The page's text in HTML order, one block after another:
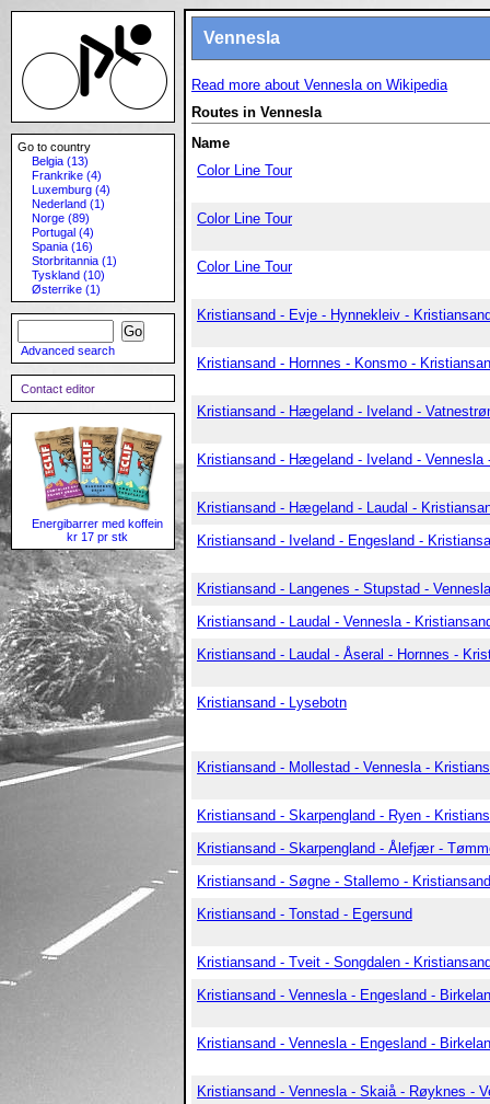
Vennesla
Read more about Vennesla on Wikipedia
Routes in Vennesla
Name
Color Line Tour
Color Line Tour
Color Line Tour
Kristiansand - Evje - Hynnekleiv -
Kristiansand - Hornnes - Konsmo -
Kristiansand - Hægeland - Iveland -
Kristiansand - Hægeland - Iveland - Vennesla
Kristiansand - Hægeland - Laudal -
Kristiansand - Iveland - Engesland -
Kristiansand - Langenes - Stupstad -
Kristiansand - Laudal - Vennesla -
Kristiansand - Laudal - Åseral - Hornnes -
Kristiansand - Lysebotn
Kristiansand - Mollestad - Vennesla -
Kristiansand - Skarpengland - Ryen -
Kristiansand - Skarpengland - Ålefjær -
Kristiansand - Søgne - Stallemo - Kristiansand
Kristiansand - Tonstad - Egersund
Kristiansand - Tveit - Songdalen -
Kristiansand - Vennesla - Engesland -
Kristiansand - Vennesla - Engesland -
Kristiansand - Vennesla - Skaiå - Røyknes -
Go to country
Belgia (13)
Frankrike (4)
Luxemburg (4)
Nederland (1)
Norge (89)
Portugal (4)
Spania (16)
Storbritannia (1)
Tyskland (10)
Østerrike (1)
Advanced search
Contact editor
Energibarrer med koffein
kr 17 pr stk